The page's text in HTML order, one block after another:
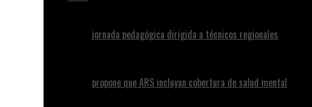
jornada pedagógica dirigida a técnicos regionales
propone que ARS incluyan cobertura de salud mental